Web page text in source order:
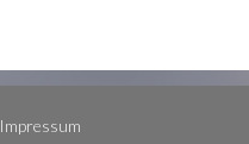
Impressum